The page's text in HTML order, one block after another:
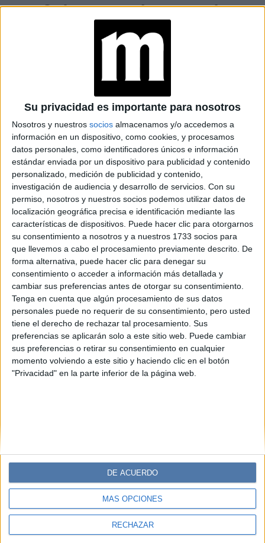
Su privacidad es importante para nosotros
Nosotros y nuestros socios almacenamos y/o accedemos a
información en un dispositivo, como cookies, y procesamos
datos personales, como identificadores únicos e información
estándar enviada por un dispositivo para publicidad y contenido
personalizado, medición de publicidad y contenido,
investigación de audiencia y desarrollo de servicios. Con su
permiso, nosotros y nuestros socios podemos utilizar datos de
localización geográfica precisa e identificación mediante las
características de dispositivos. Puede hacer clic para otorgarnos
su consentimiento a nosotros y a nuestros 1733 socios para
que llevemos a cabo el procesamiento previamente descrito. De
forma alternativa, puede hacer clic para denegar su
consentimiento o acceder a información más detallada y
cambiar sus preferencias antes de otorgar su consentimiento.
Tenga en cuenta que algún procesamiento de sus datos
personales puede no requerir de su consentimiento, pero usted
tiene el derecho de rechazar tal procesamiento. Sus
preferencias se aplicarán solo a este sitio web. Puede cambiar
sus preferencias o retirar su consentimiento en cualquier
momento volviendo a este sitio y haciendo clic en el botón
"Privacidad" en la parte inferior de la página web.
MÁS OPCIONES
RECHAZAR
DE ACUERDO
3 plantas para detox natural:
armonía entre cuerpo y mente
LIFESTYLE14-05-2026 15:05
Cambios de estación: 3 plantas para
combatir alergias de forma natural
Conocé los beneficios y propiedades de las plantas
medicinales para combatir alergias y resfríos de manera
saludable.
Caras Noticias
Hombre
Weekend Parabrisas
Supercampo
Look
Luz Mía Lunateen Break BATimes